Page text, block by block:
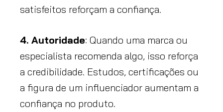
satisfeitos reforçam a confiança.
4. Autoridade: Quando uma marca ou
especialista recomenda algo, isso reforça
a credibilidade. Estudos, certificações ou
a figura de um influenciador aumentam a
confiança no produto.